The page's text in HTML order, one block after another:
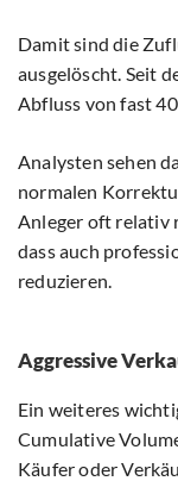
Damit sind die
ausgelöscht. Seit
Abfluss von fast
Analysten sehen
normalen
Anleger oft relativ
dass auch
reduzieren.
Aggressive
Ein weiteres
Cumulative
Käufer oder